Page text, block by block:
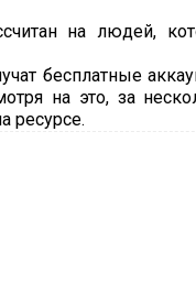
на людей,
бесплатные
на это, за
ресурсе.